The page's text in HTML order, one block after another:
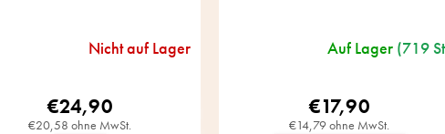
Nicht auf Lager
€20,58 ohne MwSt.
€24,90
Auf Lager (719
€14,79 ohne MwSt.
€17,90